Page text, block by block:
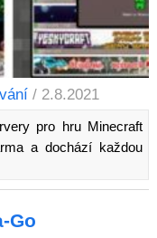
/ 2.8.2021
pro hru Minecraft
a dochází každou
Go